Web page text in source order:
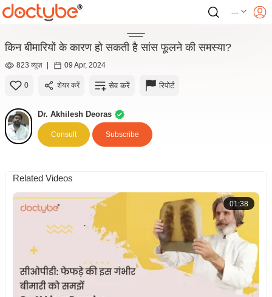
---
किन बीमारियों के कारण हो सकती है सांस फूलने की समस्या?
823 व्यूज़ | 09 Apr, 2024
0 शेयर करें सेव करें रिपोर्ट
Dr. Akhilesh Deoras
Consult Subscribe
Related Videos
01:38